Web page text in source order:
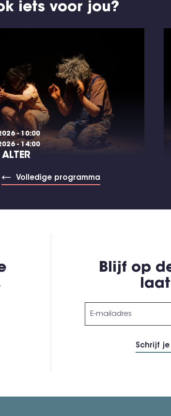
iets voor jou?
- 10:00
- 14:00
Volledige programma
Blijf op